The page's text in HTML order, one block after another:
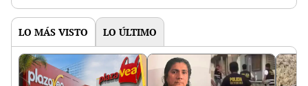
LO MÁS VISTO LO ÚLTIMO